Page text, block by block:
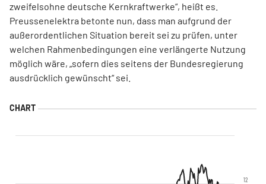
zweifelsohne deutsche Kernkraftwerke“, heißt es.
Preussenelektra betonte nun, dass man aufgrund der
außerordentlichen Situation bereit sei zu prüfen, unter
welchen Rahmenbedingungen eine verlängerte Nutzung
möglich wäre, „sofern dies seitens der Bundesregierung
ausdrücklich gewünscht“ sei.
12